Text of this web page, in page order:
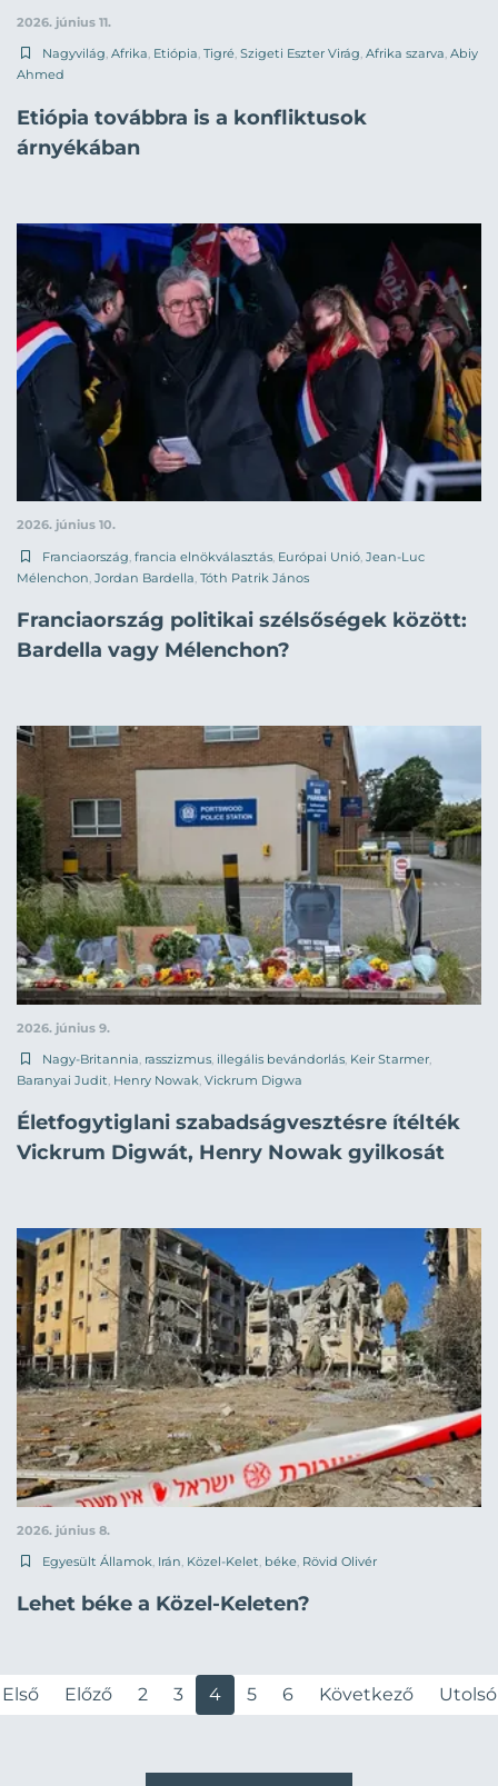
2026. június 11.
Nagyvilág, Afrika, Etiópia, Tigré, Szigeti Eszter Virág, Afrika szarva, Abiy
Ahmed
Etiópia továbbra is a konfliktusok
árnyékában
2026. június 10.
Franciaország francia elnökválasztás Európai Unió Jean-Luc
Mélenchon Jordan Bardella Tóth Patrik János
Franciaország politikai szélsőségek között:
Bardella vagy Mélenchon?
2026. június 9.
Nagy-Britannia rasszizmus illegális bevándorlás Keir Starmer
Baranyai Judit Henry Nowak Vickrum Digwa
Életfogytiglani szabadságvesztésre ítélték
Vickrum Digwát, Henry Nowak gyilkosát
2026. június 8.
Egyesült Államok, Irán, Közel-Kelet, béke, Rövid Olivér
Lehet béke a Közel-Keleten?
Első Előző 2 3 4 5 6 Következő Utolsó